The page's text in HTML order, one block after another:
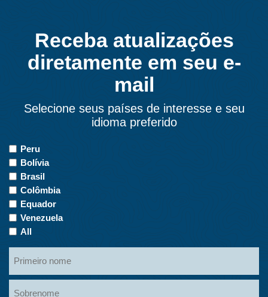
Receba atualizações
diretamente em seu e-
mail
Selecione seus países de interesse e seu
idioma preferido
Países
de
interesse
Peru
Bolívia
Brasil
Colômbia
Equador
Venezuela
All
nome
Nome